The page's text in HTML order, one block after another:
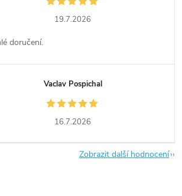
19.7.2026
doručení.
Vaclav Pospichal
16.7.2026
Zobrazit další hodnocení